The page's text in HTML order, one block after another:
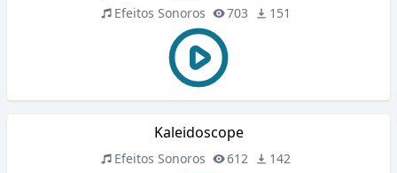
Efeitos Sonoros 703 151
Kaleidoscope
Efeitos Sonoros 612 142